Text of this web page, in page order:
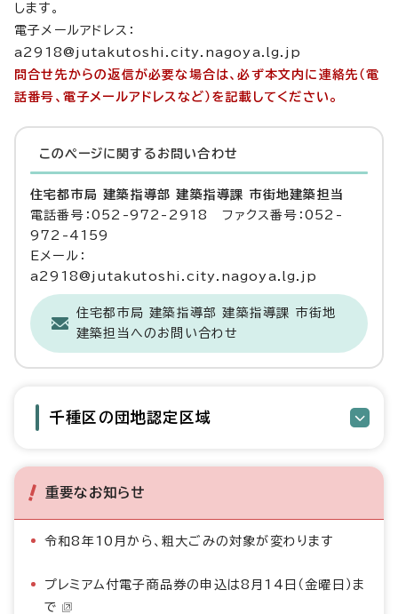
します。
電子メールアドレス：
a2918@jutakutoshi.city.nagoya.lg.jp
問合せ先からの返信が必要な場合は、必ず本文内に連絡先（電
話番号、電子メールアドレスなど）を記載してください。
このページに関する お問い合わせ
住宅都市局 建築指導部 建築指導課 市街地建築担当
電話番号：052-972-2918 ファクス番号：052-
972-4159
Eメール：
a2918@jutakutoshi.city.nagoya.lg.jp
住宅都市局 建築指導部 建築指導課 市街地
建築担当へのお問い合わせ
千種区の団地認定区域
重要なお知らせ
令和8年10月から、粗大ごみの対象が変わります
プレミアム付電子商品券の申込は8月14日（金曜日）ま
で